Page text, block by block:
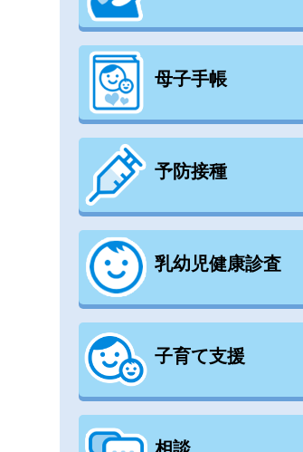
母子手帳
予防接種
乳幼児健康診査
子育て支援